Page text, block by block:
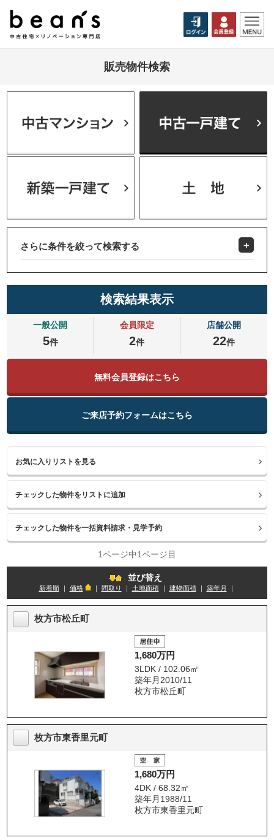
販売物件検索
さらに条件を絞って検索する
検索結果表示
一般公開
5件
会員限定
2件
店舗公開
22件
無料会員登録はこちら
ご来店予約フォームはこちら
お気に入りリストを見る
1ページ中1ページ目
並び替え
新着順｜ 価格 ｜ 間取り 土地面積｜ 建物面積｜ 築年月
枚方市松丘町
1,680万円
3LDK / 102.06㎡
築年月2010/11
枚方市松丘町
枚方市東香里元町
1,680万円
4DK / 68.32㎡
築年月1988/11
枚方市東香里元町